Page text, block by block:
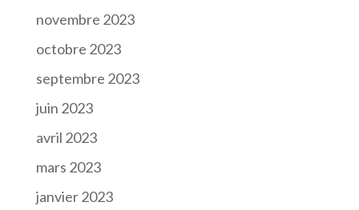
novembre 2023
octobre 2023
septembre 2023
juin 2023
avril 2023
mars 2023
janvier 2023